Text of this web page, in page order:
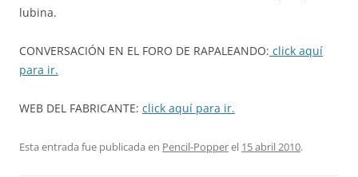
lubina.
CONVERSACIÓN EN EL FORO DE RAPALEANDO: click aquí
para ir.
WEB DEL FABRICANTE: click aquí para ir.
Esta entrada fue publicada en Pencil-Popperel 15 abril 2010.